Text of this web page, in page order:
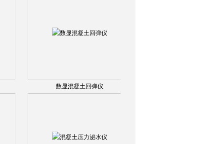
数显混凝土回弹仪